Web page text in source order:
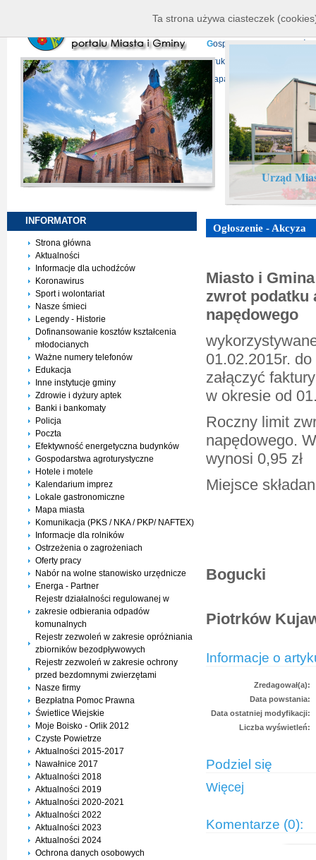
P
rojekty europejskie
Gospodarka
D ruki do pobrania
Mapa serwisu
Urząd
INFORMATOR
Strona główna
Aktualności
Informacje dla uchodźców
Koronawirus
Sport i wolontariat
Nasze śmieci
Legendy - Historie
Dofinansowanie kosztów kształcenia
młodocianych
Ważne numery telefonów
Edukacja
Inne instytucje gminy
Zdrowie i dyżury aptek
Banki i bankomaty
Policja
Poczta
Efektywność energetyczna budynków
Gospodarstwa agroturystyczne
Hotele i motele
Kalendarium imprez
Lokale gastronomiczne
Mapa miasta
Komunikacja (PKS / NKA / PKP/ NAFTEX)
Informacje dla rolników
Ostrzeżenia o zagrożeniach
Oferty pracy
Nabór na wolne stanowisko urzędnicze
Energa - Partner
Rejestr działalności regulowanej w
zakresie odbierania odpadów
komunalnych
Rejestr zezwoleń w zakresie opróżniania
zbiorników bezodpływowych
Rejestr zezwoleń w zakresie ochrony
przed bezdomnymi zwierzętami
Nasze firmy
Bezpłatna Pomoc Prawna
Świetlice Wiejskie
Moje Boisko - Orlik 2012
Czyste Powietrze
Aktualności 2015-2017
Nawałnice 2017
Aktualności 2018
Aktualności 2019
Aktualności 2020-2021
Aktualności 2022
Aktualności 2023
Aktualności 2024
Ochrona danych osobowych
Ogłoszenie - Akcyza
Miasto i
zwrot podatku
napędowego
01.02.2015r.
załączyć
w okresie od
Roczny limit
napędowego.
wynosi 0,95 zł
Miejsce
Bogucki
Piotrków
Informacje o
Zredagował(a):
Data powstania:
Data ostatniej modyfikacji:
Liczba wyświetleń:
Podziel się
Więcej
Komentarze (0):
Ta strona używa ciasteczek